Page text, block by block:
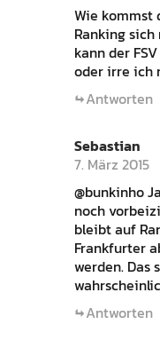
Wie kommst
Ranking
kann der
oder irre ich
Antworten
Sebastian
7. März 2015
@bunkinho
noch
bleibt auf
Frankfurter
werden. Das
Antworten